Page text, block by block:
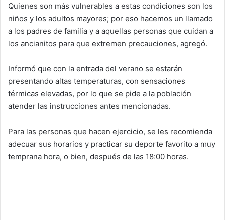
Quienes son más vulnerables a estas condiciones son los
niños y los adultos mayores; por eso hacemos un llamado
a los padres de familia y a aquellas personas que cuidan a
los ancianitos para que extremen precauciones, agregó.
Informó que con la entrada del verano se estarán
presentando altas temperaturas, con sensaciones
térmicas elevadas, por lo que se pide a la población
atender las instrucciones antes mencionadas.
Para las personas que hacen ejercicio, se les recomienda
adecuar sus horarios y practicar su deporte favorito a muy
temprana hora, o bien, después de las 18:00 horas.